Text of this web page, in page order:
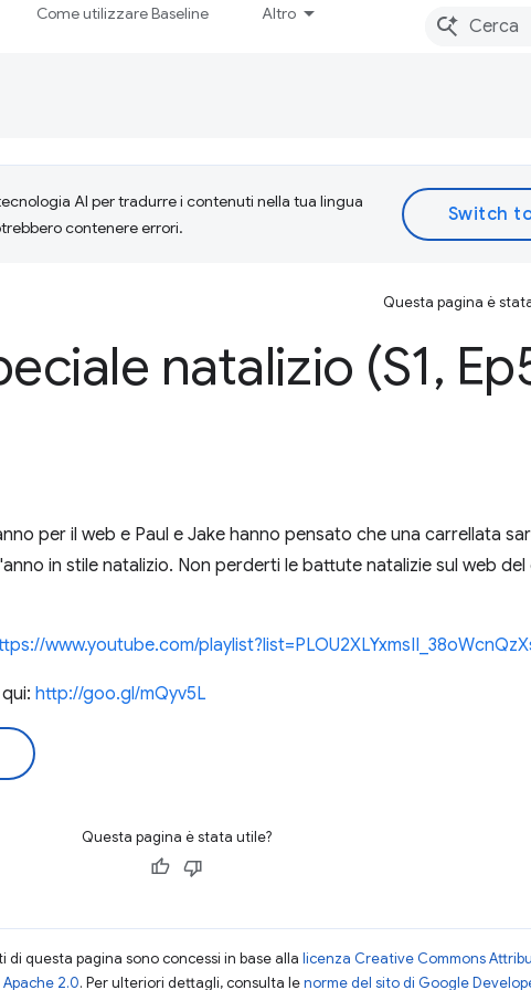
Come utilizzare Baseline Altro
AI per tradurre i contenuti nella tua lingua
contenere errori.
Questa pagina è
natalizio (S1,
per il web e Paul e Jake hanno pensato che una carrellata
in stile natalizio. Non perderti le battute natalizie sul web
www.youtube.com/
http://goo.gl/mQyv5L
Questa pagina è stata utile?
questa pagina sono concessi in base alla licenza Creative Commons
2.0. Per ulteriori dettagli, consulta lenorme del sito di Google